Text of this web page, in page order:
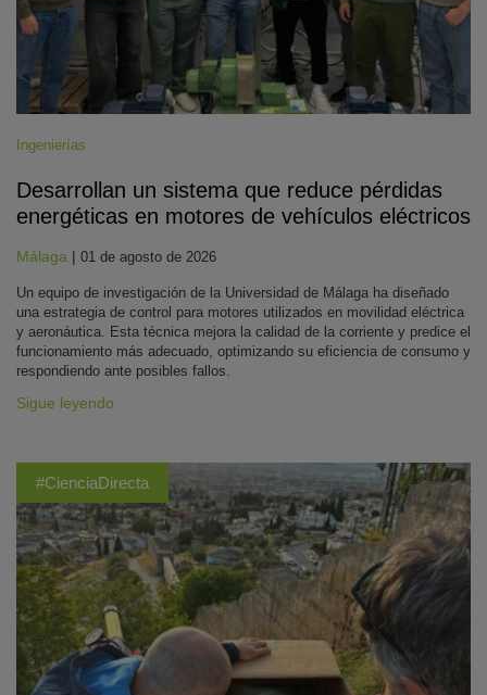
Ingenierías
Desarrollan un sistema que reduce pérdidas
energéticas en motores de vehículos eléctricos
Málaga | 01 de agosto de 2026
Un equipo de investigación de la Universidad de Málaga ha diseñado
una estrategia de control para motores utilizados en movilidad eléctrica
y aeronáutica. Esta técnica mejora la calidad de la corriente y predice el
funcionamiento más adecuado, optimizando su eficiencia de consumo y
respondiendo ante posibles fallos.
Sigue leyendo
#CienciaDirecta